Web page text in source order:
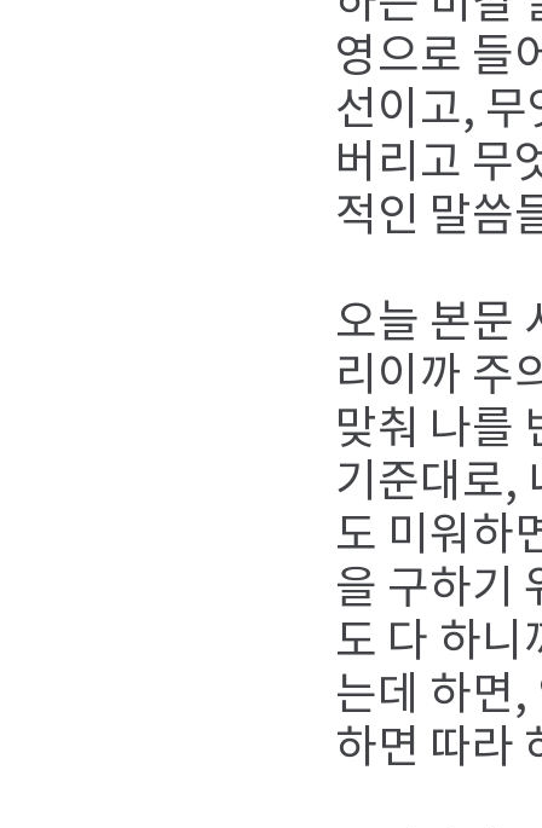
영으로 들
선이고, 무
버리고 무
적인 말씀
오늘 본문
리이까 주
맞춰 나를
기준대로,
도 미워하
을 구하기
도 다 하니
는데 하면,
하면 따라